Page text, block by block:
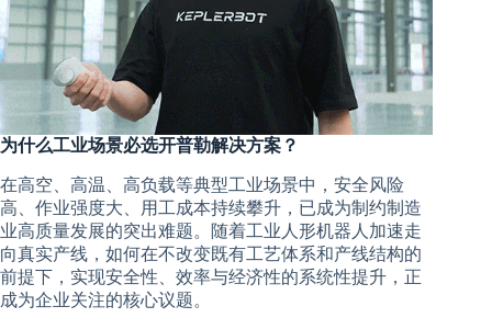
为什么工业场景必选开普勒解决方案？
在高空、高温、高负载等典型工业场景中，安全风险
高、作业强度大、用工成本持续攀升，已成为制约制造
业高质量发展的突出难题。随着工业人形机器人加速走
向真实产线，如何在不改变既有工艺体系和产线结构的
前提下，实现安全性、效率与经济性的系统性提升，正
成为企业关注的核心议题。